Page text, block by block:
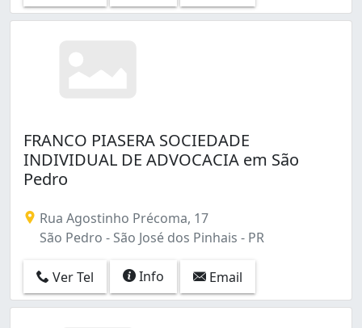
FRANCO PIASERA SOCIEDADE
INDIVIDUAL DE ADVOCACIA em São
Pedro
Rua Agostinho Précoma, 17
São Pedro - São José dos Pinhais - PR
Ver Tel Info Email